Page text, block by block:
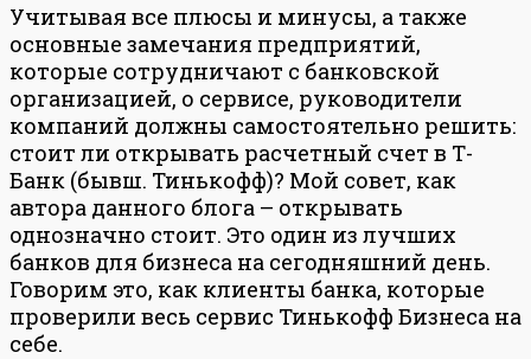
Учитывая все плюсы и минусы, а также
основные замечания предприятий,
которые сотрудничают с банковской
организацией, о сервисе, руководители
компаний должны самостоятельно решить:
стоит ли открывать расчетный счет в Т-
Банк (бывш. Тинькофф)? Мой совет, как
автора данного блога – открывать
однозначно стоит. Это один из лучших
банков для бизнеса на сегодняшний день.
Говорим это, как клиенты банка, которые
проверили весь сервис Тинькофф Бизнеса на
себе.